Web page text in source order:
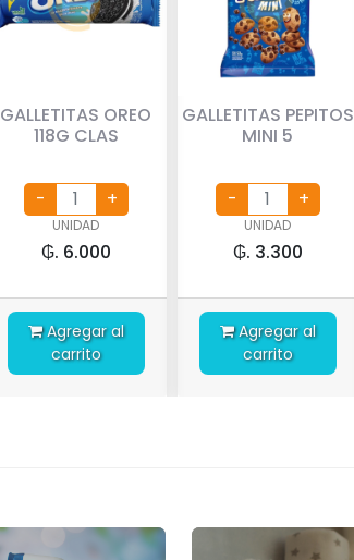
GALLETITAS OREO
118G CLAS
UNIDAD
₲. 6.000
Agregar al
carrito
GALLETITAS PEPITOS
MINI 5
UNIDAD
₲. 3.300
Agregar al
carrito